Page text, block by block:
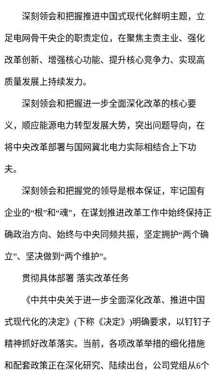
深刻领会和把握推进中国式现代化鲜明主题，立
足电网骨干央企的职责定位，在聚焦主责主业、强化
改革创新、增强核心功能、提升核心竞争力、实现高
质量发展上持续发力。
深刻领会和把握进一步全面深化改革的核心要
义，顺应能源电力转型发展大势，突出问题导向，在
将中央改革部署与国网冀北电力实际相结合上下功
夫。
深刻领会和把握党的领导是根本保证，牢记国有
企业的“根”和“魂”，在谋划推进改革工作中始终保持正
确政治方向、始终与中央同频共振，坚定拥护“两个确
立”、坚决做到“两个维护”。
贯彻具体部署 落实改革任务
《中共中央关于进一步全面深化改革、推进中国
式现代化的决定》(下称《决定》)明确要求，以钉钉子
精神抓好改革落实。当前，各项改革举措的细化措施
和配套政策正在深化研究、陆续出台，公司党组从6个